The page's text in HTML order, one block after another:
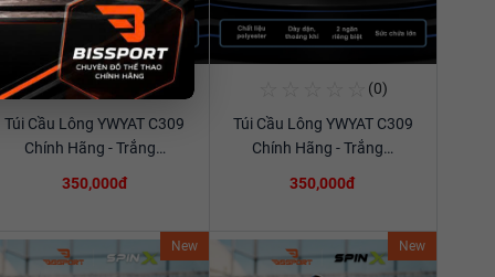
Mua Ngay
Xem chi tiết
☆☆☆☆
(0)
Túi Cầu Lông YWYAT C309
Chính Hãng - Trắng…
350,000đ
Xem chi tiết
(0)
Túi Cầu Lông YWYAT C309
Chính Hãng - Trắng…
350,000đ
New New